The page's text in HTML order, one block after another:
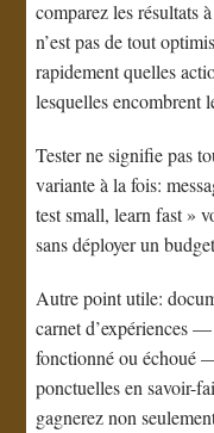
comparez les résultats
n’est pas de tout
rapidement quelles
lesquelles encombrent
Tester ne signifie pas
variante à la fois:
test small, learn fast »
sans déployer un
Autre point utile:
carnet d’expériences
fonctionné ou échoué
ponctuelles en savoir-
gagnerez non